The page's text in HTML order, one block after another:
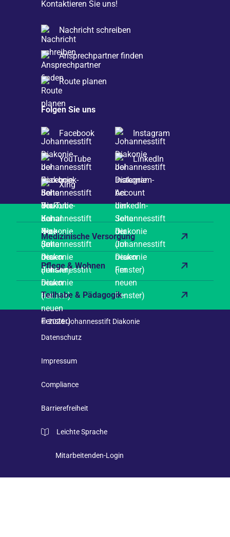
Kontaktieren Sie uns!
Nachricht schreiben
Ansprechpartner finden
Route planen
Folgen Sie uns
Facebook Instagram
YouTube LinkedIn
Xing
Medizinische Versorgung
Pflege & Wohnen
Teilhabe & Pädagogik
© 2026 Johannesstift Diakonie
Datenschutz
Impressum
Compliance
Barrierefreiheit
Leichte Sprache
Mitarbeitenden-Login